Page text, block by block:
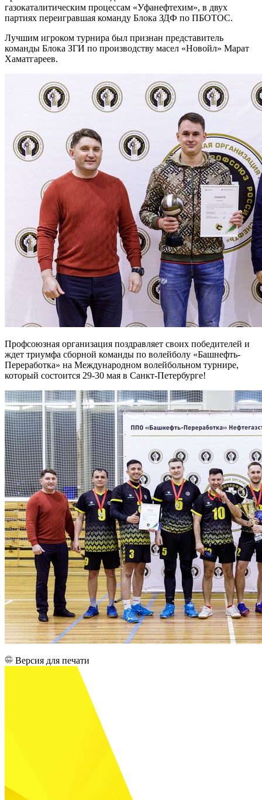
газокаталитическим процессам «Уфанефтехим», в двух
партиях переигравшая команду Блока ЗДФ по ПБОТОС.
Лучшим игроком турнира был признан представитель
команды Блока ЗГИ по производству масел «Новойл» Марат
Хаматгареев.
Профсоюзная организация поздравляет своих победителей и
ждет триумфа сборной команды по волейболу «Башнефть-
Переработка» на Международном волейбольном турнире,
который состоится 29-30 мая в Санкт-Петербурге!
Версия для печати